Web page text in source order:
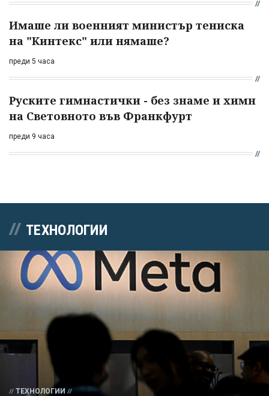
Имаше ли военният министър тениска
на "Кинтекс" или нямаше?
преди 5 часа
Руските гимнастички - без знаме и химн
на Световното във Франкфурт
преди 9 часа
ТЕХНОЛОГИИ
ТЕХНОЛОГИИ